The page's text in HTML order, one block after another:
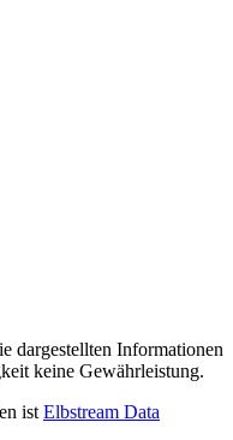
dargestellten Informationen
keine Gewährleistung.
ist Elbstream Data